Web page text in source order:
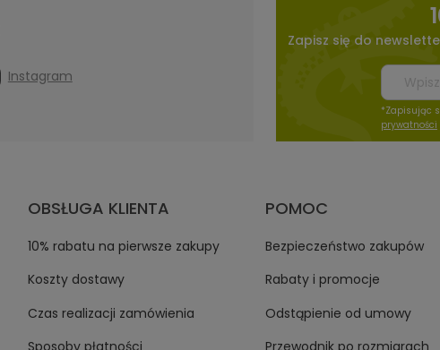
Instagram
Zapisz się do
*Zapisując
prywatności
OBSŁUGA KLIENTA
10% rabatu na pierwsze zakupy
Koszty dostawy
Czas realizacji zamówienia
POMOC
Bezpieczeństwo zakupów
Rabaty i promocje
Odstąpienie od umowy